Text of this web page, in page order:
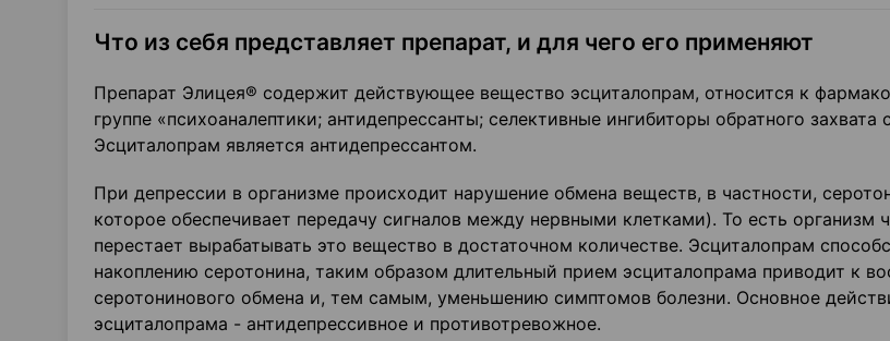
Что из себя представляет препарат, и для чего его применяют
Препарат Элицея® содержит действующее вещество эсциталопрам, относится к
группе «психоаналептики; антидепрессанты; селективные ингибиторы обратного захвата
Эсциталопрам является антидепрессантом.
При депрессии в организме происходит нарушение обмена веществ, в частности,
которое обеспечивает передачу сигналов между нервными клетками). То есть организм
перестает вырабатывать это вещество в достаточном количестве. Эсциталопрам
накоплению серотонина, таким образом длительный прием эсциталопрама приводит к
серотонинового обмена и, тем самым, уменьшению симптомов болезни. Основное
эсциталопрама - антидепрессивное и противотревожное.